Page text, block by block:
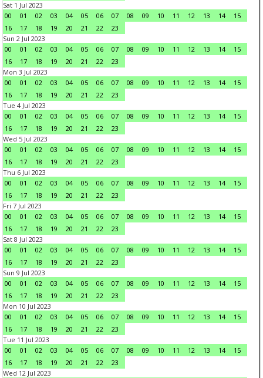
Sat 1 Jul 2023
00
01 02 03 04 05 06 07 08 09 10 11 12 13 14
15
16
17 18 19 20 21 22
23
Sun 2 Jul 2023
00
01 02 03 04 05 06 07 08 09 10 11 12 13 14
15
16
17 18 19 20 21 22
23
Mon 3 Jul 2023
00
01 02 03 04 05 06 07 08 09 10 11 12 13 14
15
16
17 18 19 20 21 22
23
Tue 4 Jul 2023
00
01 02 03 04 05 06 07 08 09 10 11 12 13 14
15
16
17 18 19 20 21 22
23
Wed 5 Jul 2023
00
01 02 03 04 05 06 07 08 09 10 11 12 13 14
15
16
17 18 19 20 21 22
23
Thu 6 Jul 2023
00
01 02 03 04 05 06 07 08 09 10 11 12 13 14
15
16
17 18 19 20 21 22
23
Fri 7 Jul 2023
00
01 02 03 04 05 06 07 08 09 10 11 12 13 14
15
16
17 18 19 20 21 22
23
Sat 8 Jul 2023
00
01 02 03 04 05 06 07 08 09 10 11 12 13 14
15
16
17 18 19 20 21 22
23
Sun 9 Jul 2023
00
01 02 03 04 05 06 07 08 09 10 11 12 13 14
15
16
17 18 19 20 21 22
23
Mon 10 Jul 2023
00
01 02 03 04 05 06 07 08 09 10 11 12 13 14
15
16
17 18 19 20 21 22
23
Tue 11 Jul 2023
00
01 02 03 04 05 06 07 08 09 10 11 12 13 14
15
16
17 18 19 20 21 22
23
Wed 12 Jul 2023